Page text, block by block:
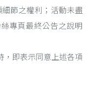
節之權利；活動未盡
專頁最終公告之說明
，即表示同意上述各項